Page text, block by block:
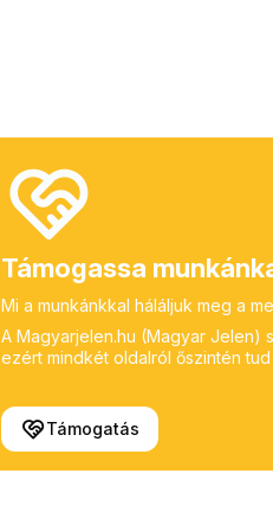
Támogassa
Mi a munkánkkal háláljuk meg a
A Magyarjelen.hu (Magyar Jelen)
ezért mindkét oldalról őszintén
Támogatás